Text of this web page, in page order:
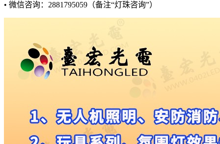
• 微信咨询：2881795059（备注“灯珠咨询”）